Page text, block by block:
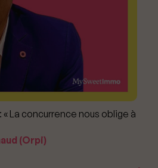
La concurrence nous oblige à
(Orpi)